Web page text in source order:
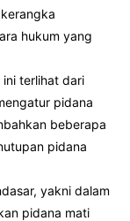
hukum yang
ini terlihat dari
pidana
beberapa
pidana
yakni dalam
pidana mati